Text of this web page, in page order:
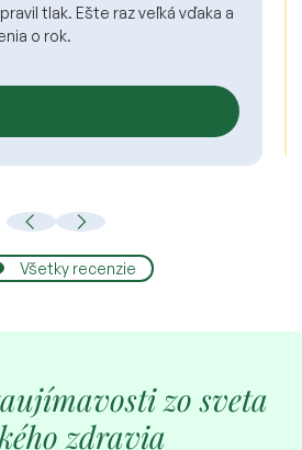
sa tu kvôli týmto ľuďom veľmi
Všetky recenzie
zo sveta
zdravia